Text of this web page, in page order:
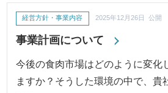
事業計画について
経営方針・事業内容 2025年12月26日 公開
今後の食肉市場はどのように変化
ますか？そうした環境の中で、貴